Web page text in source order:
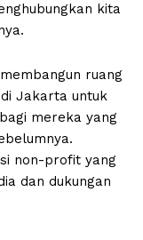
kita
ruang
Jakarta untuk
mereka yang
non-profit yang
dan dukungan